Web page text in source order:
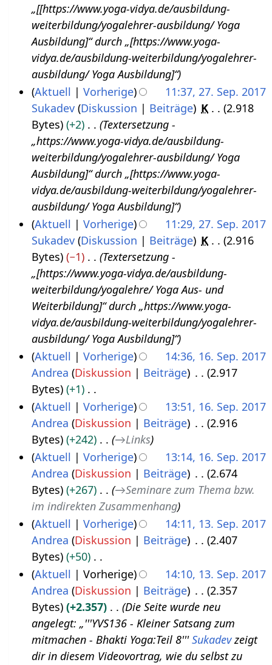
s
a
m
n
f
a
s
s
u
n
g
z
a
m
m
n
u
n
g
8
e
B
e
a
r
b
e
t
u
n
g
s
z
u
a
m
m
e
n
f
a
s
s
u
g
e
„[[https://www.yoga-vidya.de/ausbildung-
weiterbildung/yogalehrer-ausbildung/ Yoga
Ausbildung]“ durch „[https://www.yoga-
vidya.de/ausbildung-weiterbildung/yogalehrer-
ausbildung/ Yoga Ausbildung]“
e
Aktuell Vorherige
11:37, 27. Sep. 2017
Sukadev Diskussion Beiträge K
2.918
Bytes
+2
Textersetzung -
„https://www.yoga-vidya.de/ausbildung-
weiterbildung/yogalehrer-ausbildung/ Yoga
Ausbildung]“ durch „[https://www.yoga-
vidya.de/ausbildung-weiterbildung/yogalehrer-
ausbildung/ Yoga Ausbildung]“
Aktuell
Vorherige
11:29, 27. Sep. 2017
Sukadev Diskussion Beiträge K
2.916
Bytes
−1
Textersetzung -
„[https://www.yoga-vidya.de/ausbildung-
weiterbildung/yogalehre/ Yoga Aus- und
Weiterbildung]“ durch „https://www.yoga-
vidya.de/ausbildung-weiterbildung/yogalehrer-
ausbildung/ Yoga Ausbildung]“
p
b
2
Aktuell Vorherige
14:36, 16. Sep. 2017
Andrea Diskussion Beiträge
2.917
Bytes
+1
K
e
i
n
e
B
e
a
r
b
e
i
t
g
Aktuell Vorherige
13:51, 16. Sep. 2017
Andrea Diskussion Beiträge
2.916
Bytes
+242 →Links
Aktuell
Vorherige
13:14, 16. Sep. 2017
Andrea Diskussion Beiträge
2.674
Bytes
+267 →Seminare zum Thema bzw.
im indirekten Zusammenhang
Aktuell Vorherige
14:11, 13. Sep. 2017
Andrea Diskussion Beiträge
2.407
Bytes
+50
K
e
i
n
e
B
Aktuell Vorherige
14:10, 13. Sep. 2017
Andrea Diskussion Beiträge
2.357
Bytes
+2.357
Die Seite wurde neu
angelegt: „'''YVS136 - Kleiner Satsang zum
mitmachen - Bhakti Yoga:Teil 8'''Sukadevzeigt
dir in diesem Videovortrag, wie du selbst zu